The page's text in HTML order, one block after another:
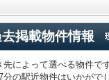
掲載物件情報
によって選べる物件で
の駅近物件はいかがで